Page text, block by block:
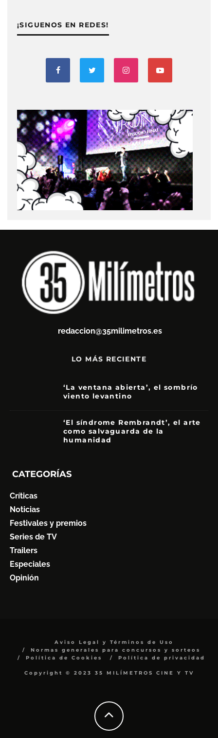
¡SIGUENOS EN REDES!
redaccion@35milimetros.es
LO MÁS RECIENTE
‘La ventana abierta’, el sombrío
viento levantino
‘El síndrome Rembrandt’, el arte
como salvaguarda de la
humanidad
CATEGORÍAS
Críticas
Noticias
Festivales y premios
Series de TV
Trailers
Especiales
Opinión
Aviso Legal y Términos de Uso
Normas generales para concursos y sorteos
Política de Cookies
Política de privacidad
Copyright © 2023 35 MILÍMETROS CINE Y TV